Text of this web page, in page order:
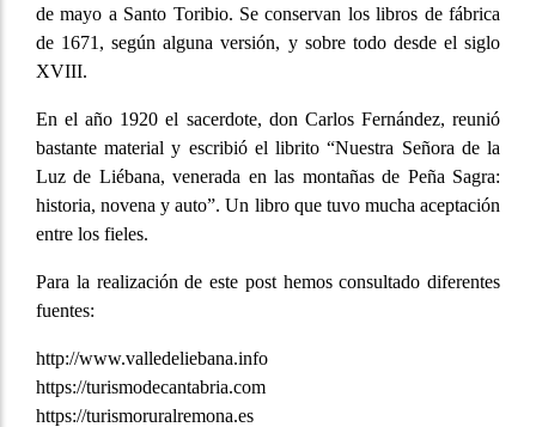
de mayo a Santo Toribio. Se conservan los libros de fábrica
de 1671, según alguna versión, y sobre todo desde el siglo
XVIII.
En el año 1920 el sacerdote, don Carlos Fernández, reunió
bastante material y escribió el librito “Nuestra Señora de la
Luz de Liébana, venerada en las montañas de Peña Sagra:
historia, novena y auto”. Un libro que tuvo mucha aceptación
entre los fieles.
Para la realización de este post hemos consultado diferentes
fuentes:
http://www.valledeliebana.info
https://turismodecantabria.com
https://turismoruralremona.es